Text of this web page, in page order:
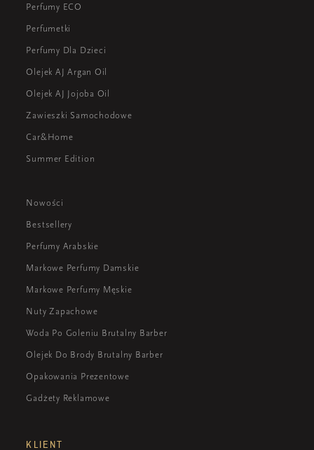
Perfumy ECO
Perfumetki
Perfumy Dla Dzieci
Olejek AJ Argan Oil
Olejek AJ Jojoba Oil
Zawieszki Samochodowe
Car&Home
Summer Edition
Nowości
Bestsellery
Perfumy Arabskie
Markowe Perfumy Damskie
Markowe Perfumy Męskie
Nuty Zapachowe
Woda Po Goleniu Brutalny Barber
Olejek Do Brody Brutalny Barber
Opakowania Prezentowe
Gadżety Reklamowe
KLIENT